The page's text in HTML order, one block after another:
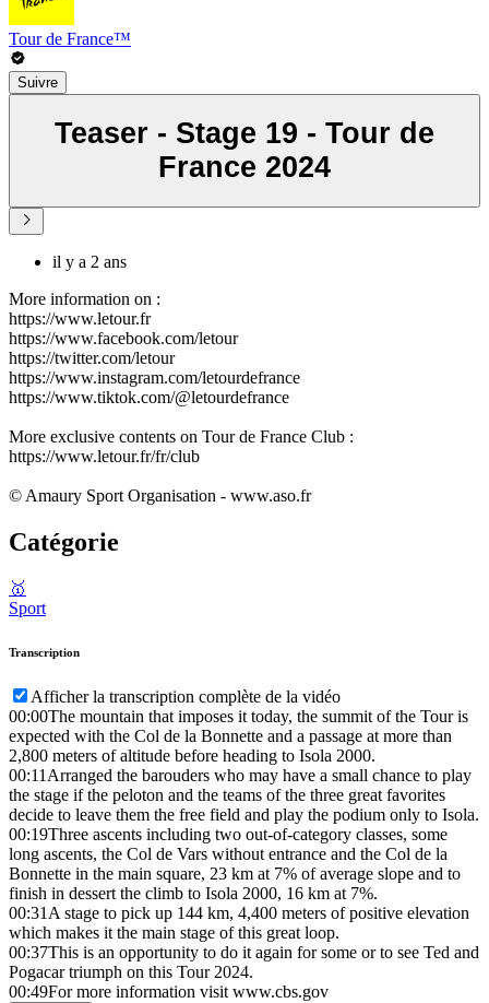
Tour de France™
Suivre
Teaser - Stage 19 - Tour de
France 2024
il y a 2 ans
More information on :
https://www.letour.fr
https://www.facebook.com/letour
https://twitter.com/letour
https://www.instagram.com/letourdefrance
https://www.tiktok.com/@letourdefrance
More exclusive contents on Tour de France Club :
https://www.letour.fr/fr/club
© Amaury Sport Organisation - www.aso.fr
Catégorie
🥇
Sport
Transcription
Afficher la transcription complète de la vidéo
00:00The mountain that imposes it today, the summit of the Tour is
expected with the Col de la Bonnette and a passage at more than
2,800 meters of altitude before heading to Isola 2000.
00:11Arranged the barouders who may have a small chance to play
the stage if the peloton and the teams of the three great favorites
decide to leave them the free field and play the podium only to Isola.
00:19Three ascents including two out-of-category classes, some
long ascents, the Col de Vars without entrance and the Col de la
Bonnette in the main square, 23 km at 7% of average slope and to
finish in dessert the climb to Isola 2000, 16 km at 7%.
00:31A stage to pick up 144 km, 4,400 meters of positive elevation
which makes it the main stage of this great loop.
00:37This is an opportunity to do it again for some or to see Ted and
Pogacar triumph on this Tour 2024.
00:49For more information visit www.cbs.gov